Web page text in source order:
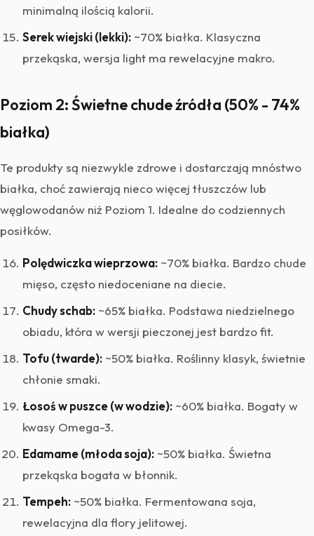
minimalną ilością kalorii.
Serek wiejski (lekki): ~70% białka. Klasyczna
przekąska, wersja light ma rewelacyjne makro.
Poziom 2: Świetne chude źródła (50% - 74%
białka)
Te produkty są niezwykle zdrowe i dostarczają mnóstwo
białka, choć zawierają nieco więcej tłuszczów lub
węglowodanów niż Poziom 1. Idealne do codziennych
posiłków.
Polędwiczka wieprzowa: ~70% białka. Bardzo chude
mięso, często niedoceniane na diecie.
Chudy schab: ~65% białka. Podstawa niedzielnego
obiadu, która w wersji pieczonej jest bardzo fit.
Tofu (twarde): ~50% białka. Roślinny klasyk, świetnie
chłonie smaki.
Łosoś w puszce (w wodzie): ~60% białka. Bogaty w
kwasy Omega-3.
Edamame (młoda soja): ~50% białka. Świetna
przekąska bogata w błonnik.
Tempeh: ~50% białka. Fermentowana soja,
rewelacyjna dla flory jelitowej.